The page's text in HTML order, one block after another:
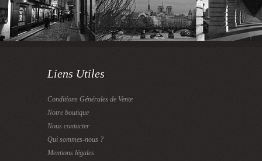
Liens Utiles
Conditions Générales de Vente
Notre boutique
Nous contacter
Qui sommes-nous ?
Mentions légales